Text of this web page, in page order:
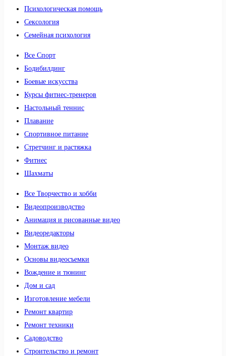
Психологическая помощь
Сексология
Семейная психология
Все Спорт
Бодибилдинг
Боевые искусства
Курсы фитнес-тренеров
Настольный теннис
Плавание
Спортивное питание
Стретчинг и растяжка
Фитнес
Шахматы
Все Творчество и хобби
Видеопроизводство
Анимация и рисованные видео
Видеоредакторы
Монтаж видео
Основы видеосъемки
Вождение и тюнинг
Дом и сад
Изготовление мебели
Ремонт квартир
Ремонт техники
Садоводство
Строительство и ремонт